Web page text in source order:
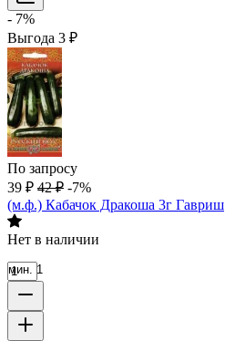
- 7%
Выгода 3 ₽
По запросу
39 ₽ 42 ₽ -7%
(м.ф.) Кабачок Дракоша 3г Гавриш
Нет в наличии
мин. 1